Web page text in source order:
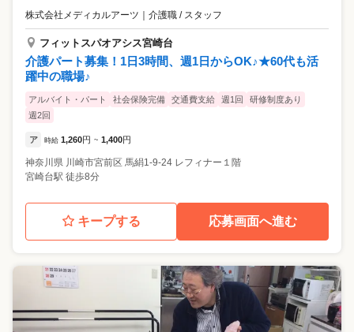
株式会社メディカルアーツ 介護職 / スタッフ
フィットスパオアシス宮崎台
介護パート募集！1日3時間、週1日からOK♪★60代も活
躍中の職場♪
アルバイト・パート 社会保険完備 交通費支給 週1回
研修制度あり
週2回
ア 時給 1,260円 ~ 1,400円
神奈川県 川崎市宮前区 馬絹1-9-24 レフィナー１階
宮崎台駅 徒歩8分
キープする 応募画面へ進む